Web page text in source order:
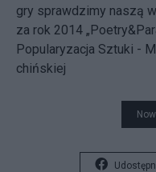
gry sprawdzimy naszą
za rok 2014
Popularyzacja Sztuki -
chińskiej